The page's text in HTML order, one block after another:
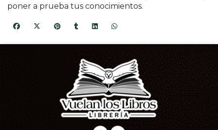
poner a prueba tus conocimientos.